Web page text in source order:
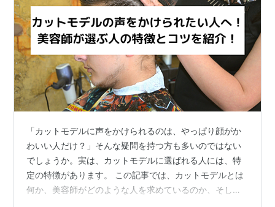
「カットモデルに声をかけられるのは、やっぱり顔がか
わいい人だけ？」そんな疑問を持つ方も多いのではない
でしょうか。実は、カットモデルに選ばれる人には、特
定の特徴があります。 この記事では、カットモデルとは
何か、美容師がどのような人を求めているのか、そして